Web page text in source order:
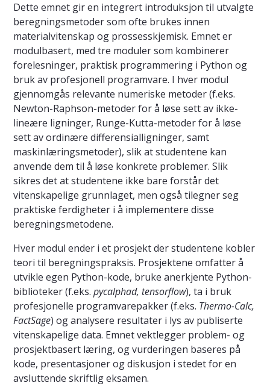
Dette emnet gir en integrert introduksjon til utvalgte
beregningsmetoder som ofte brukes innen
materialvitenskap og prossesskjemisk. Emnet er
modulbasert, med tre moduler som kombinerer
forelesninger, praktisk programmering i Python og
bruk av profesjonell programvare. I hver modul
gjennomgås relevante numeriske metoder (f.eks.
Newton-Raphson-metoder for å løse sett av ikke-
lineære ligninger, Runge-Kutta-metoder for å løse
sett av ordinære differensialligninger, samt
maskinlæringsmetoder), slik at studentene kan
anvende dem til å løse konkrete problemer. Slik
sikres det at studentene ikke bare forstår det
vitenskapelige grunnlaget, men også tilegner seg
praktiske ferdigheter i å implementere disse
beregningsmetodene.
Hver modul ender i et prosjekt der studentene kobler
teori til beregningspraksis. Prosjektene omfatter å
utvikle egen Python-kode, bruke anerkjente Python-
biblioteker (f.eks. pycalphad, tensorflow), ta i bruk
profesjonelle programvarepakker (f.eks. Thermo-Calc,
FactSage) og analysere resultater i lys av publiserte
vitenskapelige data. Emnet vektlegger problem- og
prosjektbasert læring, og vurderingen baseres på
kode, presentasjoner og diskusjon i stedet for en
avsluttende skriftlig eksamen.